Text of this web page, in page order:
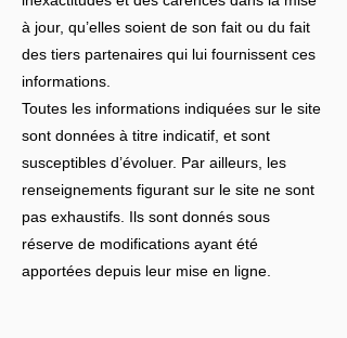
à jour, qu’elles soient de son fait ou du fait
des tiers partenaires qui lui fournissent ces
informations.
Toutes les informations indiquées sur le site
sont données à titre indicatif, et sont
susceptibles d’évoluer. Par ailleurs, les
renseignements figurant sur le site ne sont
pas exhaustifs. Ils sont donnés sous
réserve de modifications ayant été
apportées depuis leur mise en ligne.